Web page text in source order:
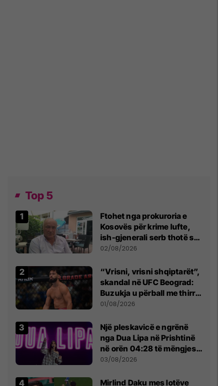
Top 5
Ftohet nga prokuroria e
Kosovës për krime lufte,
ish-gjenerali serb thotë se
dikush e tradhtoi në
02/08/2026
“Vrisni, vrisni shqiptarët”,
skandal në UFC Beograd:
Buzukja u përball me thirrje
anti-shqiptare nga
01/08/2026
Një pleskavicë e ngrënë
nga Dua Lipa në Prishtinë
në orën 04:28 të mëngjesit
- dhe bota digjitale serbe
03/08/2026
Mirlind Daku mes lotëve